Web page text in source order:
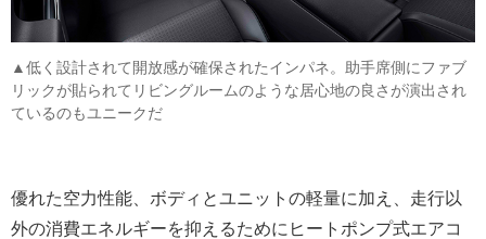
▲低く設計されて開放感が確保されたインパネ。助手席側にファブ
リックが貼られてリビングルームのような居心地の良さが演出され
ているのもユニークだ
優れた空力性能、ボディとユニットの軽量に加え、走行以
外の消費エネルギーを抑えるためにヒートポンプ式エアコ